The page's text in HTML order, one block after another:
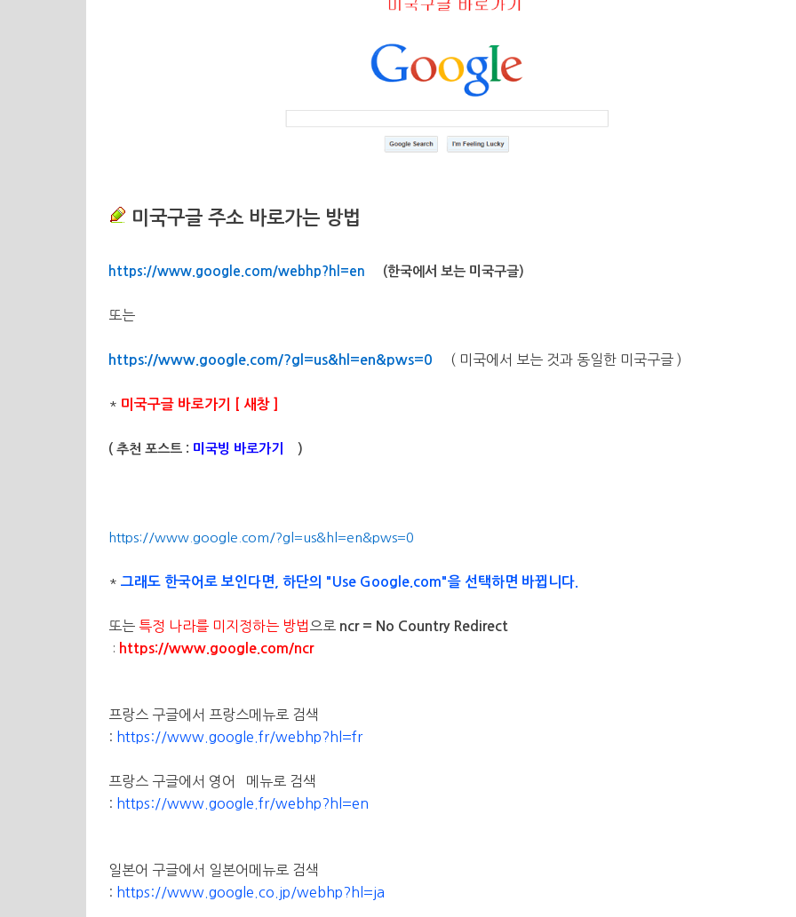
미국구글 주소 바로가는 방법
https://www.google.com/webhp?hl=en (한국에서 보는 미국구글)
또는
https://www.google.com/?gl=us&hl=en&pws=0 ( 미국에서 보는 것과 동일한 미국구글 )
* 미국구글 바로가기 [ 새창 ]
( 추천 포스트 : 미국빙 바로가기 )
https://www.google.com/?gl=us&hl=en&pws=0
* 그래도 한국어로 보인다면, 하단의 "Use Google.com"을 선택하면 바뀝니다.
또는 특정 나라를 미지정하는 방법 으로 ncr = No Country Redirect
: https://www.google.com/ncr
프랑스 구글에서 프랑스메뉴로 검색
: https://www.google.fr/webhp?hl=fr
프랑스 구글에서 영어 메뉴로 검색
: https://www.google.fr/webhp?hl=en
일본어 구글에서 일본어메뉴로 검색
: https://www.google.co.jp/webhp?hl=ja